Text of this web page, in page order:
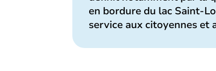
en bordure du lac Saint-
service aux citoyennes et